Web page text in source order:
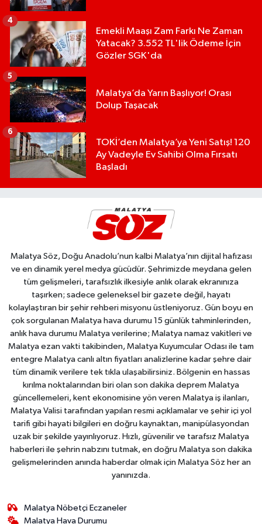
Emekli Maaşı Zam Farkı Ne Zaman
Yatacak? 3.552 TL'lik Ödeme İçin
Gözler SGK'da
4
Malatya’da Yarın Başlıyor! Orası
Dolup Taşacak
5
TOKİ’den Malatya’ya Yeni Satış! 120
Ay Vadeyle Ev Sahibi Olma Fırsatı
Başladı
6
Malatya Söz, Doğu Anadolu’nun kalbi Malatya’nın dijital hafızası
ve en dinamik yerel medya gücüdür. Şehrimizde meydana gelen
tüm gelişmeleri, tarafsızlık ilkesiyle anlık olarak ekranınıza
taşırken; sadece geleneksel bir gazete değil, hayatı
kolaylaştıran bir şehir rehberi misyonu üstleniyoruz. Gün boyu en
çok sorgulanan Malatya hava durumu 15 günlük tahminlerinden,
anlık hava durumu Malatya verilerine; Malatya namaz vakitleri ve
Malatya ezan vakti takibinden, Malatya Kuyumcular Odası ile tam
entegre Malatya canlı altın fiyatları analizlerine kadar şehre dair
tüm dinamik verilere tek tıkla ulaşabilirsiniz. Bölgenin en hassas
kırılma noktalarından biri olan son dakika deprem Malatya
güncellemeleri, kent ekonomisine yön veren Malatya iş ilanları,
Malatya Valisi tarafından yapılan resmi açıklamalar ve şehir içi yol
tarifi gibi hayati bilgileri en doğru kaynaktan, manipülasyondan
uzak bir şekilde yayınlıyoruz. Hızlı, güvenilir ve tarafsız Malatya
haberleri ile şehrin nabzını tutmak, en doğru Malatya son dakika
gelişmelerinden anında haberdar olmak için Malatya Söz her an
yanınızda.
Malatya Nöbetçi Eczaneler
Malatya Hava Durumu